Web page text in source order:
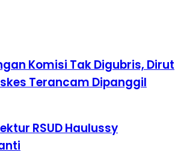
Komisi Tak Digubris, Dirut
Terancam Dipanggil
RSUD Haulussy